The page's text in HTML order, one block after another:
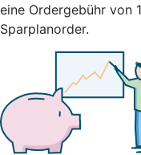
eine Ordergebühr von
Sparplanorder.